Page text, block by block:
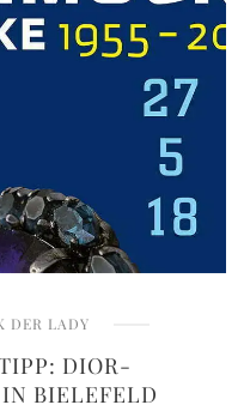
DER LADY
DIOR-
BIELEFELD